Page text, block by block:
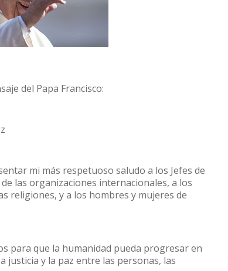
del Papa Francisco:
mi más respetuoso saludo a los Jefes de
las organizaciones internacionales, a los
religiones, y a los hombres y mujeres de
para que la humanidad pueda progresar en
justicia y la paz entre las personas, las